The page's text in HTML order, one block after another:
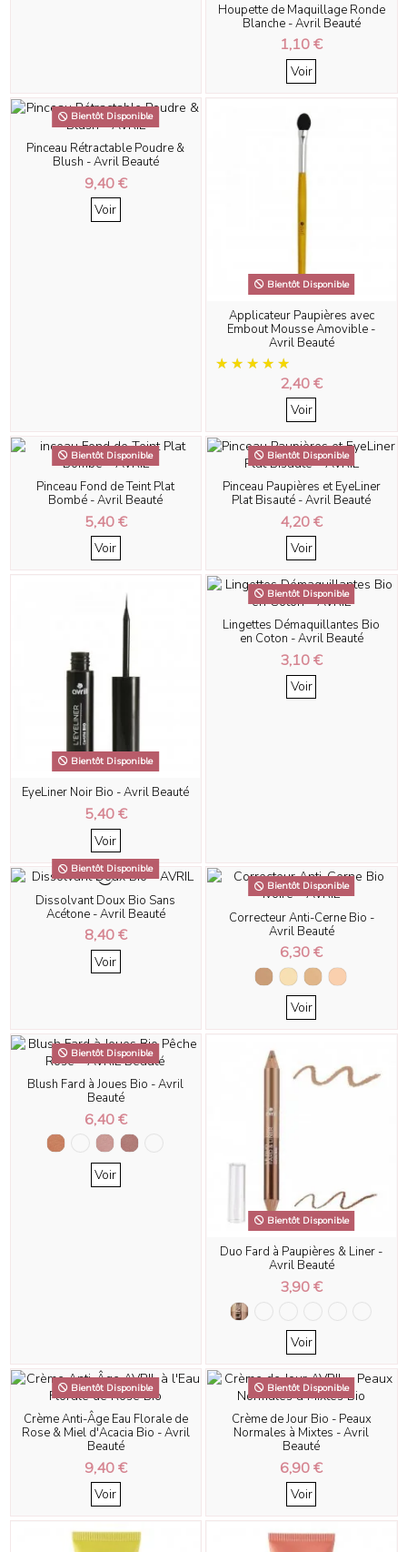
Houpette de Maquillage Ronde
Blanche - Avril Beauté
1,10 €
Voir
Bientôt Disponible
Pinceau Rétractable Poudre &
Blush - Avril Beauté
9,40 €
Voir
Bientôt Disponible
Applicateur Paupières avec
Embout Mousse Amovible -
Avril Beauté
2,40 €
Voir
Bientôt Disponible
Pinceau Fond de Teint Plat
Bombé - Avril Beauté
5,40 €
Voir
Bientôt Disponible
Pinceau Paupières et EyeLiner
Plat Bisauté - Avril Beauté
4,20 €
Voir
Bientôt Disponible
EyeLiner Noir Bio - Avril Beauté
5,40 €
Voir
Bientôt Disponible
Lingettes Démaquillantes Bio
en Coton - Avril Beauté
3,10 €
Voir
Bientôt Disponible
Dissolvant Doux Bio Sans
Acétone - Avril Beauté
8,40 €
Voir
Bientôt Disponible
Correcteur Anti-Cerne Bio -
Avril Beauté
6,30 €
Voir
Bientôt Disponible
Blush Fard à Joues Bio - Avril
Beauté
6,40 €
Voir
Bientôt Disponible
Duo Fard à Paupières & Liner -
Avril Beauté
3,90 €
Voir
Bientôt Disponible
Crème Anti-Âge Eau Florale de
Rose & Miel d'Acacia Bio - Avril
Beauté
9,40 €
Voir
Bientôt Disponible
Crème de Jour Bio - Peaux
Normales à Mixtes - Avril
Beauté
6,90 €
Voir